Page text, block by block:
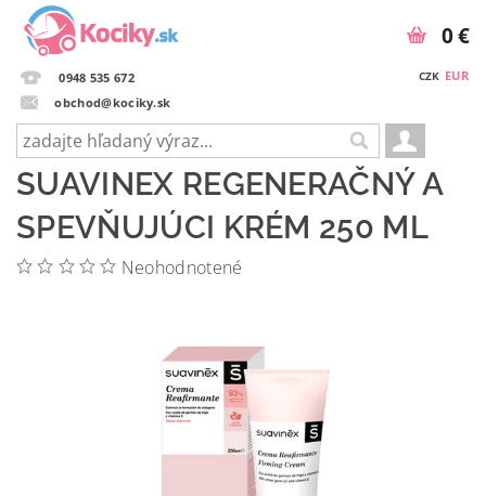
0948 535 672
obchod@kociky.sk
CZK EUR
0 €
SUAVINEX REGENERAČNÝ A
SPEVŇUJÚCI KRÉM 250 ML
Neohodnotené